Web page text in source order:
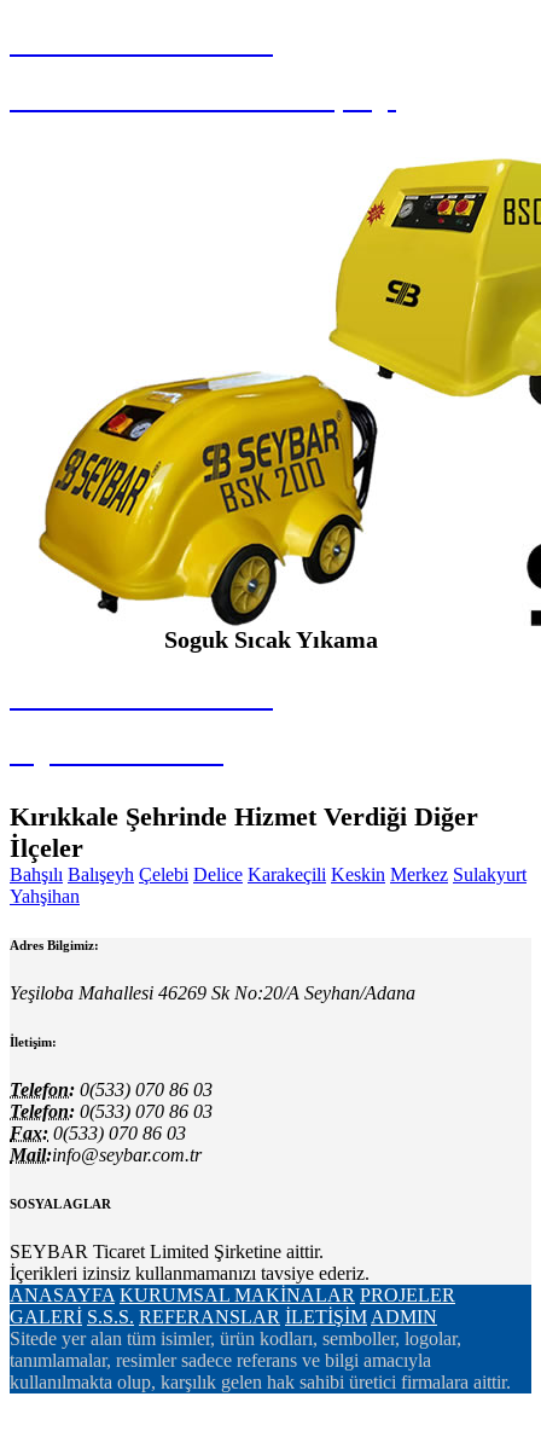
Soguk Sıcak Yıkama
Kırıkkale Şehrinde Hizmet Verdiği Diğer
İlçeler
Bahşılı Balışeyh Çelebi Delice Karakeçili Keskin Merkez Sulakyurt
Yahşihan
Adres Bilgimiz:
Yeşiloba Mahallesi 46269 Sk No:20/A Seyhan/Adana
İletişim:
Telefon: 0(533) 070 86 03
Telefon: 0(533) 070 86 03
Fax: 0(533) 070 86 03
Mail:info@seybar.com.tr
SOSYAL AGLAR
SEYBAR Ticaret Limited Şirketine aittir.
İçerikleri izinsiz kullanmamanızı tavsiye ederiz.
ANASAYFA KURUMSAL MAKİNALAR PROJELER
GALERİ S.S.S. REFERANSLAR İLETİŞİM ADMIN
Sitede yer alan tüm isimler, ürün kodları, semboller, logolar,
tanımlamalar, resimler sadece referans ve bilgi amacıyla
kullanılmakta olup, karşılık gelen hak sahibi üretici firmalara aittir.